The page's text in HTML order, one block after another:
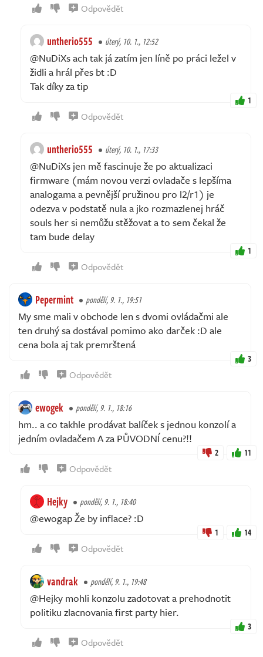
Odpovědět
untherio555 úterý, 10. 1., 12:52
@NuDiXs ach tak já zatím jen líně po práci ležel v
židli a hrál přes bt :D
Tak díky za tip
1
Odpovědět
untherio555 úterý, 10. 1., 17:33
@NuDiXs jen mě fascinuje že po aktualizaci
firmware (mám novou verzi ovladače s lepšíma
analogama a pevnější pružinou pro l2/r1) je
odezva v podstatě nula a jko rozmazlenej hráč
souls her si nemůžu stěžovat a to sem čekal že
tam bude delay
1
Odpovědět
Pepermint pondělí, 9. 1., 19:51
My sme mali v obchode len s dvomi ovládačmi ale
ten druhý sa dostával pomimo ako darček :D ale
cena bola aj tak premrštená
3
Odpovědět
ewogek pondělí, 9. 1., 18:16
hm.. a co takhle prodávat balíček s jednou konzolí a
jedním ovladačem A za PŮVODNÍ cenu?!!
2 11
Odpovědět
Hejky pondělí, 9. 1., 18:40
@ewogap Že by inflace? :D
1 14
Odpovědět
vandrak pondělí, 9. 1., 19:48
@Hejky mohli konzolu zadotovat a prehodnotit
politiku zlacnovania first party hier.
3
Odpovědět